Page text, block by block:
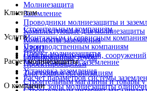
Молниезащита
Заземление
Проводники молниезащиты и
Комплектующие для молниезащиты
Комплекты заземления
УЗИП
Оцинкованные трубы
Клиентам
Строительным компаниям
Монтажным и сервисным
Производственным компаниям
Собственникам зданий,
Проектировщикам
Торгующим организациям
Строительным магазины и товары
Услуги
Проект молниезащиты
Молниезащита и заземление
Установка заземления
Расчет молниезащиты
Расчет параметров системы
Расчет зоны молниезащиты
О компании